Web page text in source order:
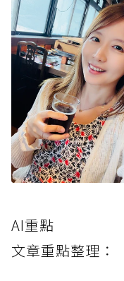
AI重點
文章重點整理：